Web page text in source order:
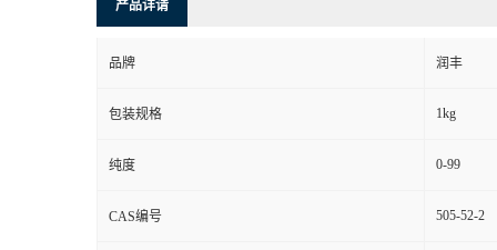
产品详请
品牌 润丰
包装规格 1kg
纯度 0-99
CAS编号 505-52-2